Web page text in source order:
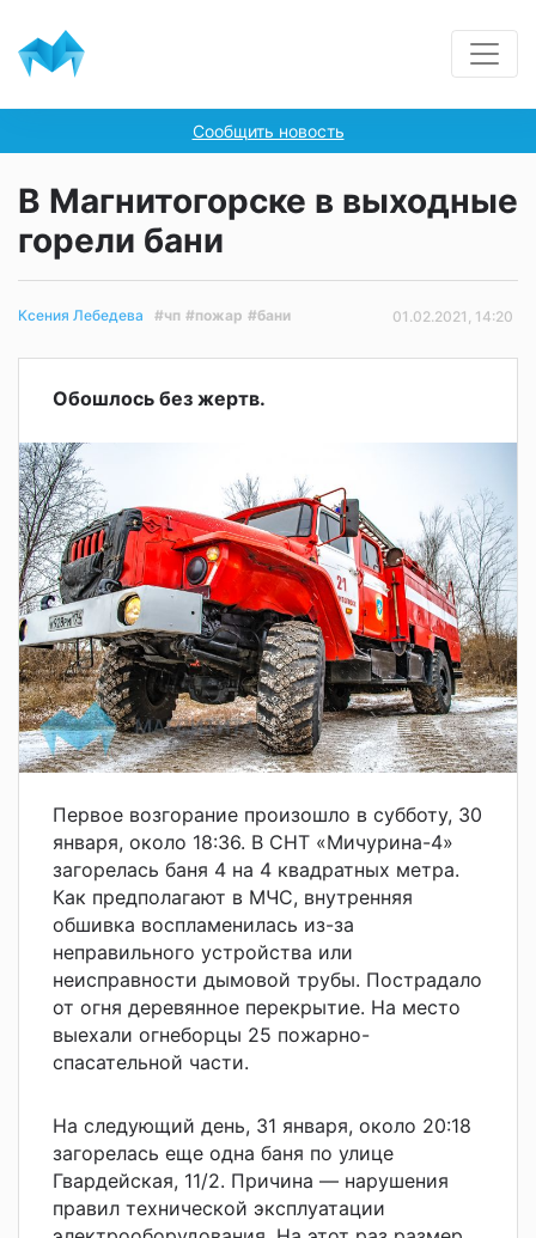
Сообщить новость
В Магнитогорске в выходные
горели бани
Ксения Лебедева #чп #пожар #бани 01.02.2021, 14:20
Обошлось без жертв.
Первое возгорание произошло в субботу, 30
января, около 18:36. В СНТ «Мичурина-4»
загорелась баня 4 на 4 квадратных метра.
Как предполагают в МЧС, внутренняя
обшивка воспламенилась из-за
неправильного устройства или
неисправности дымовой трубы. Пострадало
от огня деревянное перекрытие. На место
выехали огнеборцы 25 пожарно-
спасательной части.
На следующий день, 31 января, около 20:18
загорелась еще одна баня по улице
Гвардейская, 11/2. Причина — нарушения
правил технической эксплуатации